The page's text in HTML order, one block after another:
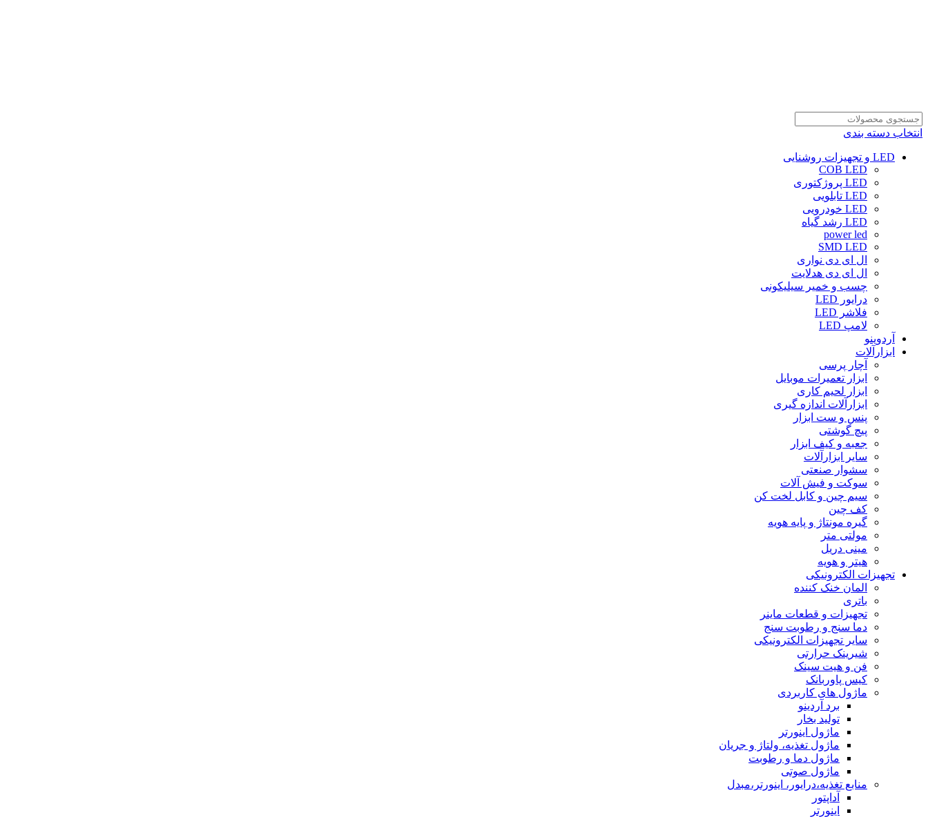
انتخاب دسته بندی
LED و تجهیزات روشنایی
COB LED
LED پروژکتوری
LED تابلویی
LED خودرویی
LED رشد گیاه
power led
SMD LED
ال ای دی نواری
ال ای دی هدلایت
چسب و خمیر سیلیکونی
درایور LED
فلاشر LED
لامپ LED
آردوینو
ابزارآلات
آچار پرسی
ابزار تعمیرات موبایل
ابزار لحیم کاری
ابزارآلات اندازه گیری
پنس و ست ابزار
پیچ گوشتی
جعبه و کیف ابزار
سایر ابزارآلات
سشوار صنعتی
سوکت و فیش آلات
سیم چین و کابل لخت کن
کف چین
گیره مونتاژ و پایه هویه
مولتی متر
مینی دریل
هیتر و هویه
تجهیزات الکترونیکی
المان خنک کننده
باتری
تجهیزات و قطعات ماینر
دما سنج و رطوبت سنج
سایر تجهیزات الکترونیکی
شیرینک حرارتی
فن و هیت سینک
کیس پاوربانک
ماژول های کاربردی
برد آردینو
تولید بخار
ماژول اینورتر
ماژول تغذیه، ولتاژ و جریان
ماژول دما و رطوبت
ماژول صوتی
منابع تغذیه،درایور، اینورتر،مبدل
آداپتور
اینورتر